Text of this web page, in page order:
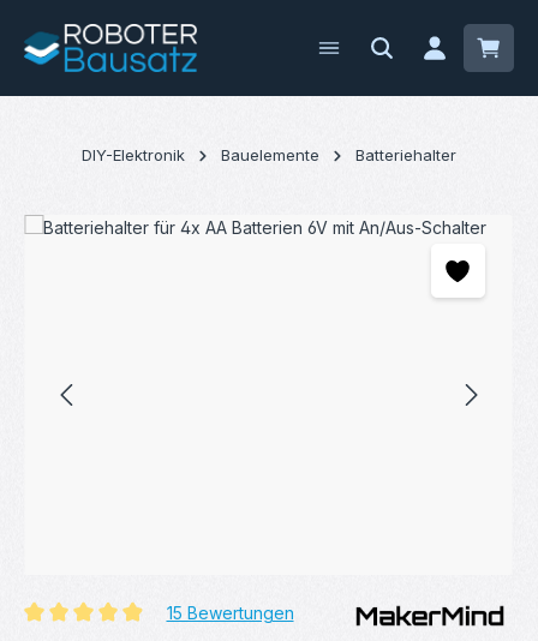
Zum Hauptinhalt springen
DIY-Elektronik Bauelemente Batteriehalter
Bildergalerie überspringen
15 Bewertungen